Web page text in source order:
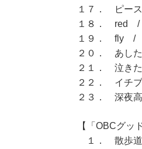
１７． ピー
１８． red
１９． fly /
２０． あし
２１． 泣き
２２． イチ
２３． 深夜
【「OBCグッ
１． 散歩